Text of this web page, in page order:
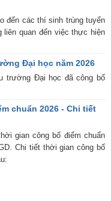
đến các thí sinh trúng tuyển
liên quan đến việc thực hiện
Đại học năm 2026
trường Đại học đã công bố
chuẩn 2026 - Chi tiết
gian công bố điểm chuẩn
Chi tiết thời gian công bố